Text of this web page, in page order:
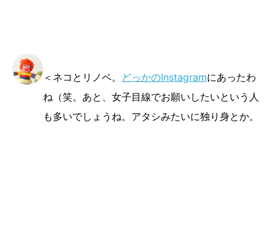
＜ネコとリノベ。 どっかのInstagramにあったわ
ね（笑。あと、女子目線でお願いしたいという人
も多いでしょうね。アタシみたいに独り身とか。